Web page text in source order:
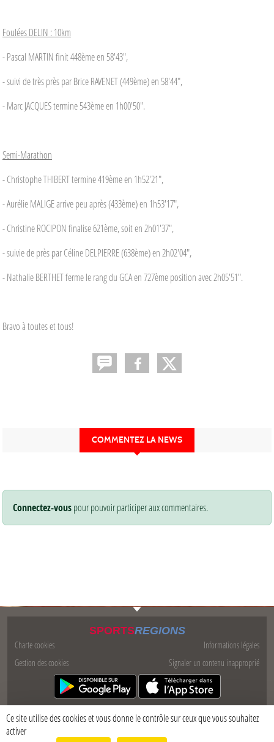
Foulées DELIN : 10km
- Pascal MARTIN finit 448ème en 58'43",
- suivi de très près par Brice RAVENET (449ème) en 58'44",
- Marc JACQUES termine 543ème en 1h00'50".
Semi-Marathon
- Christophe THIBERT termine 419ème en 1h52'21",
- Aurélie MALIGE arrive peu après (433ème) en 1h53'17",
- Christine ROCIPON finalise 621ème, soit en 2h01'37",
- suivie de près par Céline DELPIERRE (638ème) en 2h02'04",
- Nathalie BERTHET ferme le rang du GCA en 727ème position avec 2h05'51".
Bravo à toutes et tous!
COMMENTEZ LA NEWS
Connectez-vouspour pouvoir participer aux commentaires.
SPORTSREGIONS
Charte cookies
Gestion des cookies
Informations légales
Signaler un contenu inapproprié
Ce site utilise des cookies et vous donne le contrôle sur ceux que vous souhaitez
activer